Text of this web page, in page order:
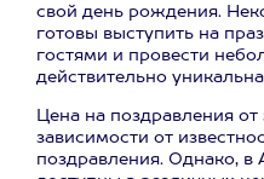
свой день рождения.
готовы выступить на
гостями и провести
действительно
Цена на поздравления
зависимости от
поздравления. Однако, в